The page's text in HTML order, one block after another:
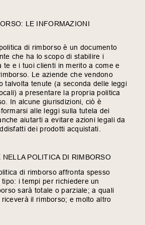
LE INFORMAZIONI
di rimborso è un documento
che ha lo scopo di stabilire i
te e i tuoi clienti in merito a come e
Le aziende che vendono
talvolta tenute (a seconda delle leggi
a presentare la propria politica
In alcune giurisdizioni, ciò è
alle leggi sulla tutela dei
aiutarti a evitare azioni legali da
dei prodotti acquistati.
NELLA POLITICA DI RIMBORSO
di rimborso affronta spesso
i tempi per richiedere un
sarà totale o parziale; a quali
il rimborso; e molto altro